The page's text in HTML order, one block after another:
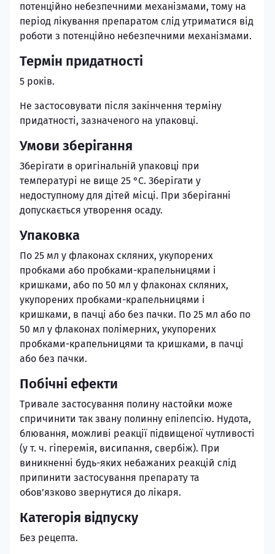
потенційно небезпечними механізмами, тому на
період лікування препаратом слід утриматися від
роботи з потенційно небезпечними механізмами.
Термін придатності
5 років.
Не застосовувати після закінчення терміну
придатності, зазначеного на упаковці.
Умови зберігання
Зберігати в оригінальній упаковці при
температурі не вище 25 °С. Зберігати у
недоступному для дітей місці. При зберіганні
допускається утворення осаду.
Упаковка
По 25 мл у флаконах скляних, укупорених
пробками або пробками-крапельницями і
кришками, або по 50 мл у флаконах скляних,
укупорених пробками-крапельницями і
кришками, в пачці або без пачки. По 25 мл або по
50 мл у флаконах полімерних, укупорених
пробками-крапельницями та кришками, в пачці
або без пачки.
Побічні ефекти
Тривале застосування полину настойки може
спричинити так звану полинну епілепсію. Нудота,
блювання, можливі реакції підвищеної чутливості
(у т. ч. гіперемія, висипання, свербіж). При
виникненні будь-яких небажаних реакцій слід
припинити застосування препарату та
обов’язково звернутися до лікаря.
Категорія відпуску
Без рецепта.